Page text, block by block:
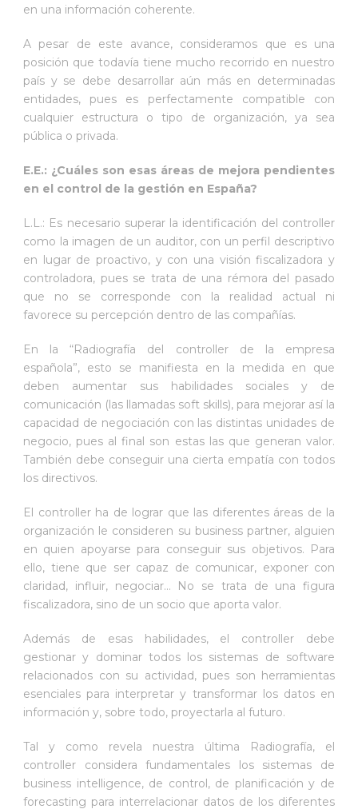
en una información coherente.
A pesar de este avance, consideramos que es una
posición que todavía tiene mucho recorrido en nuestro
país y se debe desarrollar aún más en determinadas
entidades, pues es perfectamente compatible con
cualquier estructura o tipo de organización, ya sea
pública o privada.
E.E.: ¿Cuáles son esas áreas de mejora pendientes
en el control de la gestión en España?
L.L.: Es necesario superar la identificación del controller
como la imagen de un auditor, con un perfil descriptivo
en lugar de proactivo, y con una visión fiscalizadora y
controladora, pues se trata de una rémora del pasado
que no se corresponde con la realidad actual ni
favorece su percepción dentro de las compañías.
En la “Radiografía del controller de la empresa
española”, esto se manifiesta en la medida en que
deben aumentar sus habilidades sociales y de
comunicación (las llamadas soft skills), para mejorar así la
capacidad de negociación con las distintas unidades de
negocio, pues al final son estas las que generan valor.
También debe conseguir una cierta empatía con todos
los directivos.
El controller ha de lograr que las diferentes áreas de la
organización le consideren su business partner, alguien
en quien apoyarse para conseguir sus objetivos. Para
ello, tiene que ser capaz de comunicar, exponer con
claridad, influir, negociar… No se trata de una figura
fiscalizadora, sino de un socio que aporta valor.
Además de esas habilidades, el controller debe
gestionar y dominar todos los sistemas de software
relacionados con su actividad, pues son herramientas
esenciales para interpretar y transformar los datos en
información y, sobre todo, proyectarla al futuro.
Tal y como revela nuestra última Radiografía, el
controller considera fundamentales los sistemas de
business intelligence, de control, de planificación y de
forecasting para interrelacionar datos de los diferentes